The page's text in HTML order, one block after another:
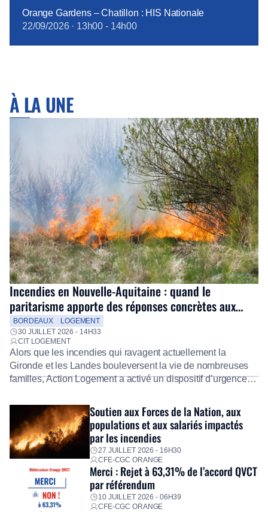
Orange Gardens – Chatillon : HIS Nationale
22/09/2026· 13h00 - 14h00
À LA UNE
Incendies en Nouvelle-Aquitaine : quand le
paritarisme apporte des réponses concrètes aux
salariés
BORDEAUX
LOGEMENT
30 JUILLET 2026 - 14H33
CIT LOGEMENT
Alors que les incendies qui ravagent actuellement la
Gironde et les Landes bouleversent la vie de nombreuses
familles, Action Logement a activé un dispositif d’urgence
Fidèle à sa mission d’utilité sociale, le Groupe mobilise
immédiatement ses équipes afin de proposer un diagnostic
personnalisé, des aides financières pour faire face aux
premières dépenses, […]
Soutien aux Forces de la Nation, aux
populations et aux salariés impactés
par les incendies
27 JUILLET 2026 - 16H30
CFE-CGC ORANGE
Merci : Rejet à 63,31% de l’accord QVCT
par référendum
10 JUILLET 2026 - 06H39
CFE-CGC ORANGE